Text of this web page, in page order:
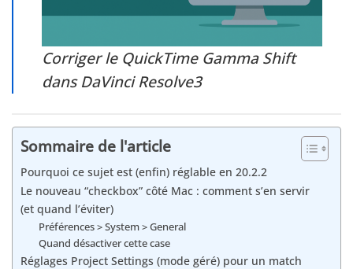
Corriger le QuickTime Gamma Shift
dans DaVinci Resolve3
Sommaire de l'article
Pourquoi ce sujet est (enfin) réglable en 20.2.2
Le nouveau “checkbox” côté Mac : comment s’en servir
(et quand l’éviter)
Préférences > System > General
Quand désactiver cette case
Réglages Project Settings (mode géré) pour un match